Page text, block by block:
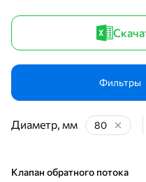
Фильтры
Диаметр, мм 80
Клапан обратного потока